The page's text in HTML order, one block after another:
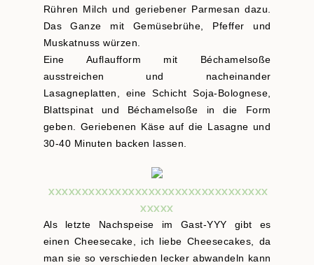
Rühren Milch und geriebener Parmesan dazu.
Das Ganze mit Gemüsebrühe, Pfeffer und
Muskatnuss würzen.
Eine Auflaufform mit Béchamelsoße
ausstreichen und nacheinander
Lasagneplatten, eine Schicht Soja-Bolognese,
Blattspinat und Béchamelsoße in die Form
geben. Geriebenen Käse auf die Lasagne und
30-40 Minuten backen lassen.
XXXXXXXXXXXXXXXXXXXXXXXXXXXXXXXXX
XXXXX
Als letzte Nachspeise im Gast-YYY gibt es
einen Cheesecake, ich liebe Cheesecakes, da
man sie so verschieden lecker abwandeln kann